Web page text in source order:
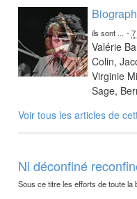
ils sont ... -
Valérie
Colin,
Virginie
Sage,
Voir tous les articles de
Ni déconfiné
Sous ce titre les efforts de toute la